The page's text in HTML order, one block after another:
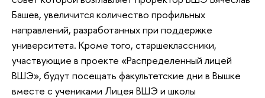
Башев, увеличится количество профильных
направлений, разработанных при поддержке
университета. Кроме того, старшеклассники,
участвующие в проекте «Распределенный лицей
ВШЭ», будут посещать факультетские дни в Вышке
вместе с учениками Лицея ВШЭ и школы